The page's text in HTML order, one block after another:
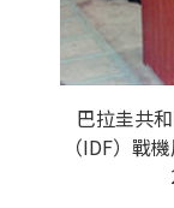
巴拉圭共
（IDF）戰